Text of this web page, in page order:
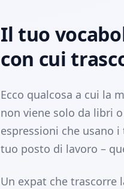
Il tuo
con cui
Ecco qualcosa a cui la
non viene solo da libri
espressioni che usano
tuo posto di lavoro –
Un expat che trascorre